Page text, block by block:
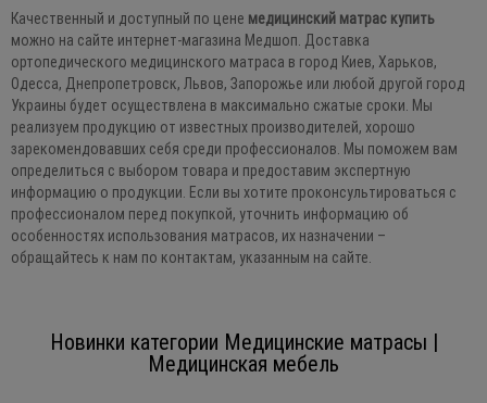
Качественный и доступный по цене медицинский матрас купить
можно на сайте интернет-магазина Медшоп. Доставка
ортопедического медицинского матраса в город Киев, Харьков,
Одесса, Днепропетровск, Львов, Запорожье или любой другой город
Украины будет осуществлена в максимально сжатые сроки. Мы
реализуем продукцию от известных производителей, хорошо
зарекомендовавших себя среди профессионалов. Мы поможем вам
определиться с выбором товара и предоставим экспертную
информацию о продукции. Если вы хотите проконсультироваться с
профессионалом перед покупкой, уточнить информацию об
особенностях использования матрасов, их назначении –
обращайтесь к нам по контактам, указанным на сайте.
Новинки категории Медицинские матрасы |
Медицинская мебель